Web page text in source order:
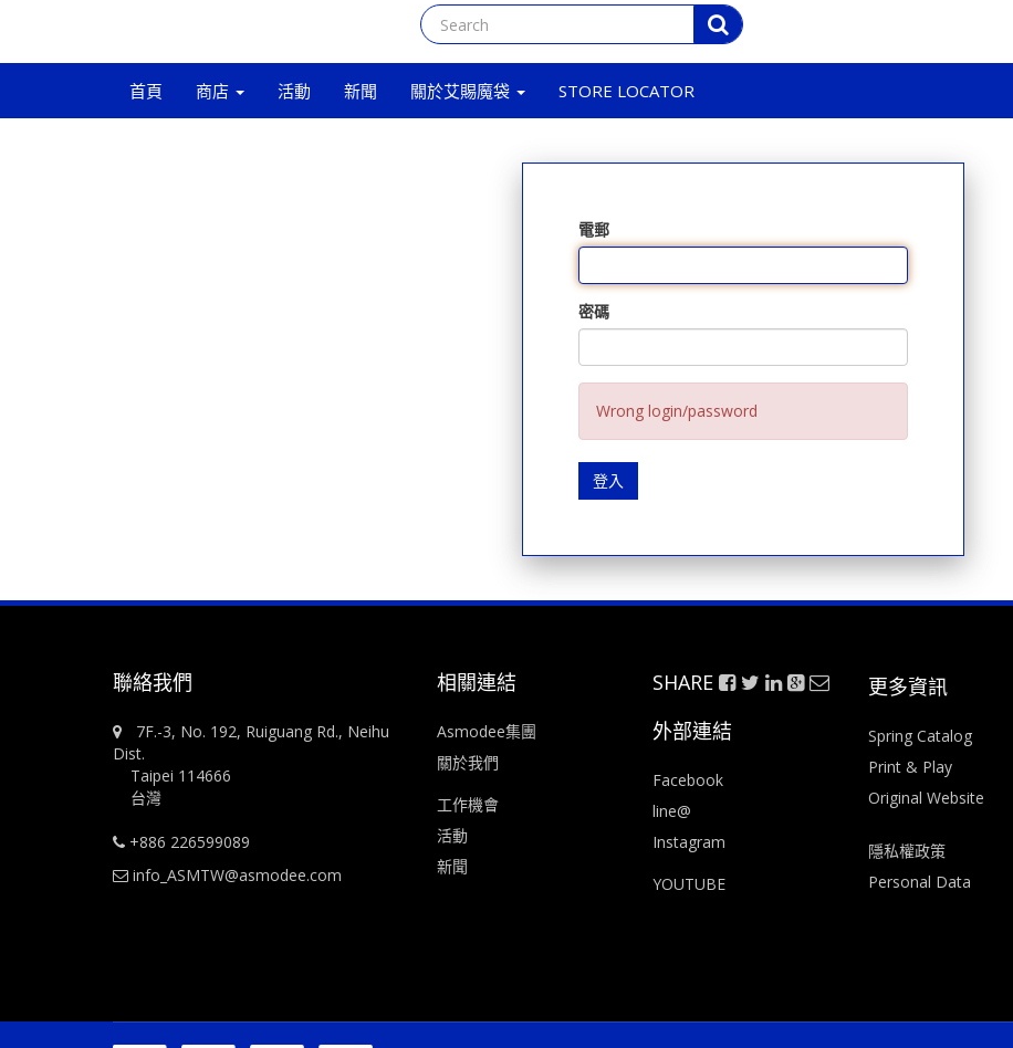
首頁 商店 活動 新聞 關於艾賜魔袋 STORE LOCATOR
電郵
密碼
Wrong login/password
登入
聯絡我們
7F.-3, No. 192, Ruiguang Rd., Neihu
Dist.
Taipei 114666
台灣
+886 226599089
info_ASMTW@asmodee.com
相關連結
Asmodee集團
關於我們
工作機會
活動
新聞
SHARE
外部連結
Facebook
line@
Instagram
YOUTUBE
更多資訊
Spring Catalog
Print & Play
Original Website
隱私權政策
Personal Data